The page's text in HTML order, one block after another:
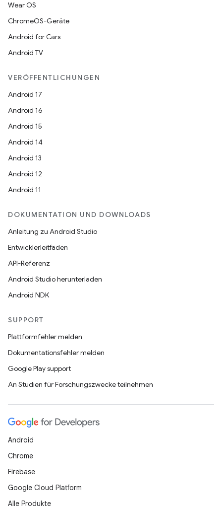
Wear OS
ChromeOS-Geräte
Android for Cars
Android TV
VERÖFFENTLICHUNGEN
Android 17
Android 16
Android 15
Android 14
Android 13
Android 12
Android 11
DOKUMENTATION UND DOWNLOADS
Anleitung zu Android Studio
Entwicklerleitfäden
API-Referenz
Android Studio herunterladen
Android NDK
SUPPORT
Plattformfehler melden
Dokumentationsfehler melden
Google Play support
An Studien für Forschungszwecke teilnehmen
Android
Chrome
Firebase
Google Cloud Platform
Alle Produkte